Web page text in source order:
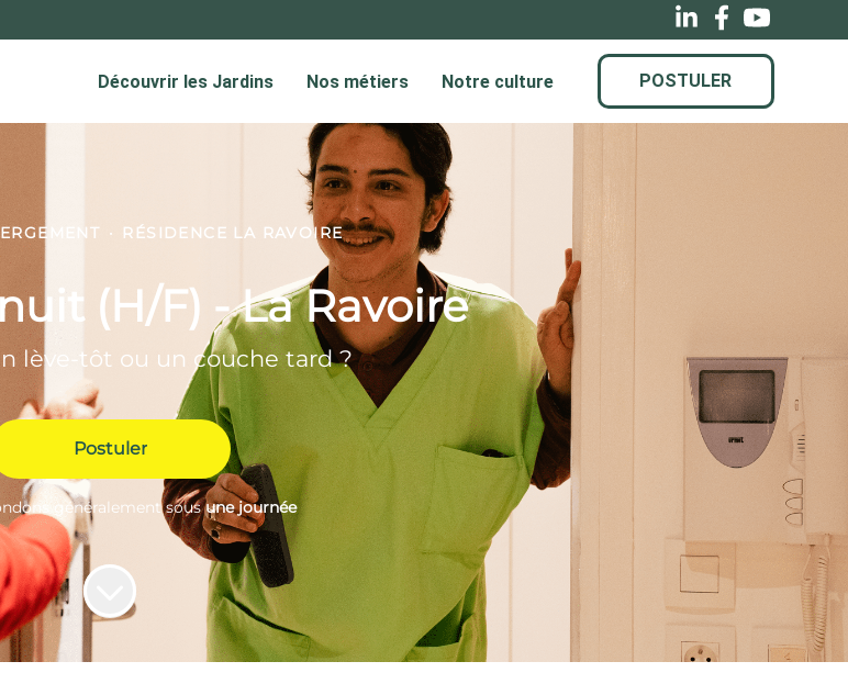
· RÉSIDENCE LA RAVOIRE
(H/F) - La Ravoire
lève-tôt ou un couche tard ?
Postuler
généralement sousune journée